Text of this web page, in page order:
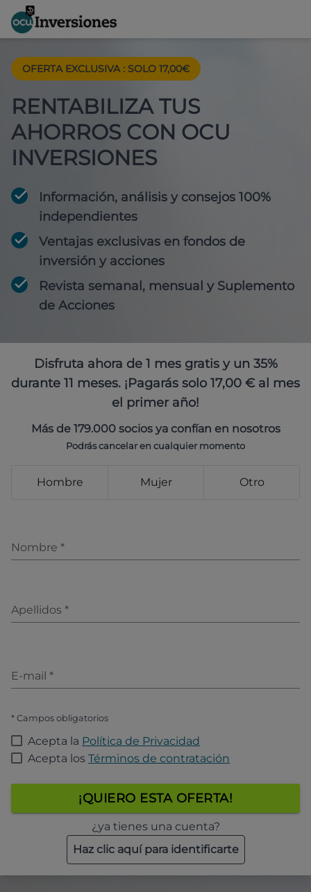
OFERTA EXCLUSIVA : SOLO 17,00€
RENTABILIZA TUS
AHORROS CON OCU
INVERSIONES
Información, análisis y consejos 100%
independientes
Ventajas exclusivas en fondos de
inversión y acciones
Revista semanal, mensual y Suplemento
de Acciones
Disfruta ahora de 1 mes gratis y un 35%
durante 11 meses. ¡Pagarás solo 17,00 € al mes
el primer año!
Más de 179.000 socios ya confían en nosotros
Podrás cancelar en cualquier momento
Hombre Mujer Otro
Nombre *
Apellidos *
E-mail *
* Campos obligatorios
Acepta la Política de Privacidad
Acepta los Términos de contratación
¡QUIERO ESTA OFERTA!
¿ya tienes una cuenta?
Haz clic aquí para identificarte